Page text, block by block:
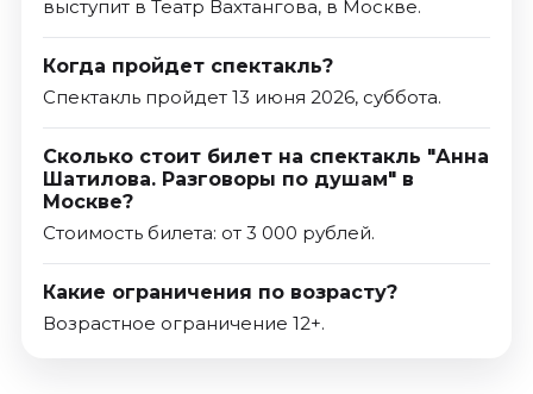
выступит в Театр Вахтангова, в Москве.
Когда пройдет спектакль?
Спектакль пройдет 13 июня 2026, суббота.
Сколько стоит билет на спектакль "Анна
Шатилова. Разговоры по душам" в
Москве?
Стоимость билета: от 3 000 рублей.
Какие ограничения по возрасту?
Возрастное ограничение 12+.